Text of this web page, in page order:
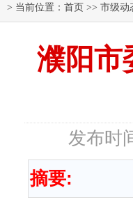
> 当前位置： 首页 >> 市级动
濮阳市
发布时
摘要: